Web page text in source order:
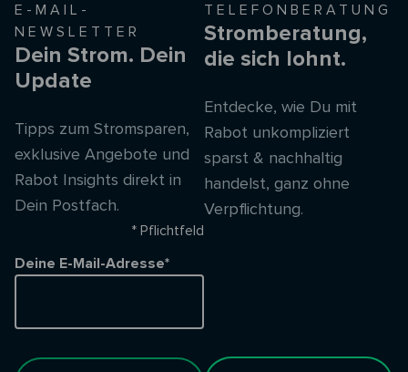
E-MAIL-
NEWSLETTER
Dein Strom. Dein
Update
Tipps zum Stromsparen,
exklusive Angebote und
Rabot Insights direkt in
Dein Postfach.
* Pflichtfeld
Deine E-Mail-Adresse*
TELEFONBERATUNG
Stromberatung,
die sich lohnt.
Entdecke, wie Du mit
Rabot unkompliziert
sparst & nachhaltig
handelst, ganz ohne
Verpflichtung.